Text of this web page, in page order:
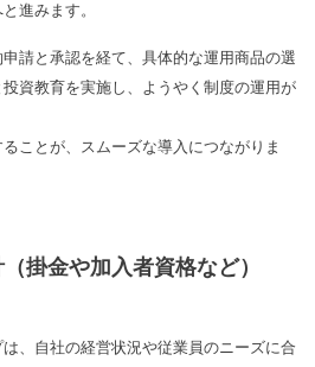
進みます。
請と承認を経て、具体的な運用商品の選
資教育を実施し、ようやく制度の運用が
ことが、スムーズな導入につながりま
掛金や加入者資格など）
、自社の経営状況や従業員のニーズに合